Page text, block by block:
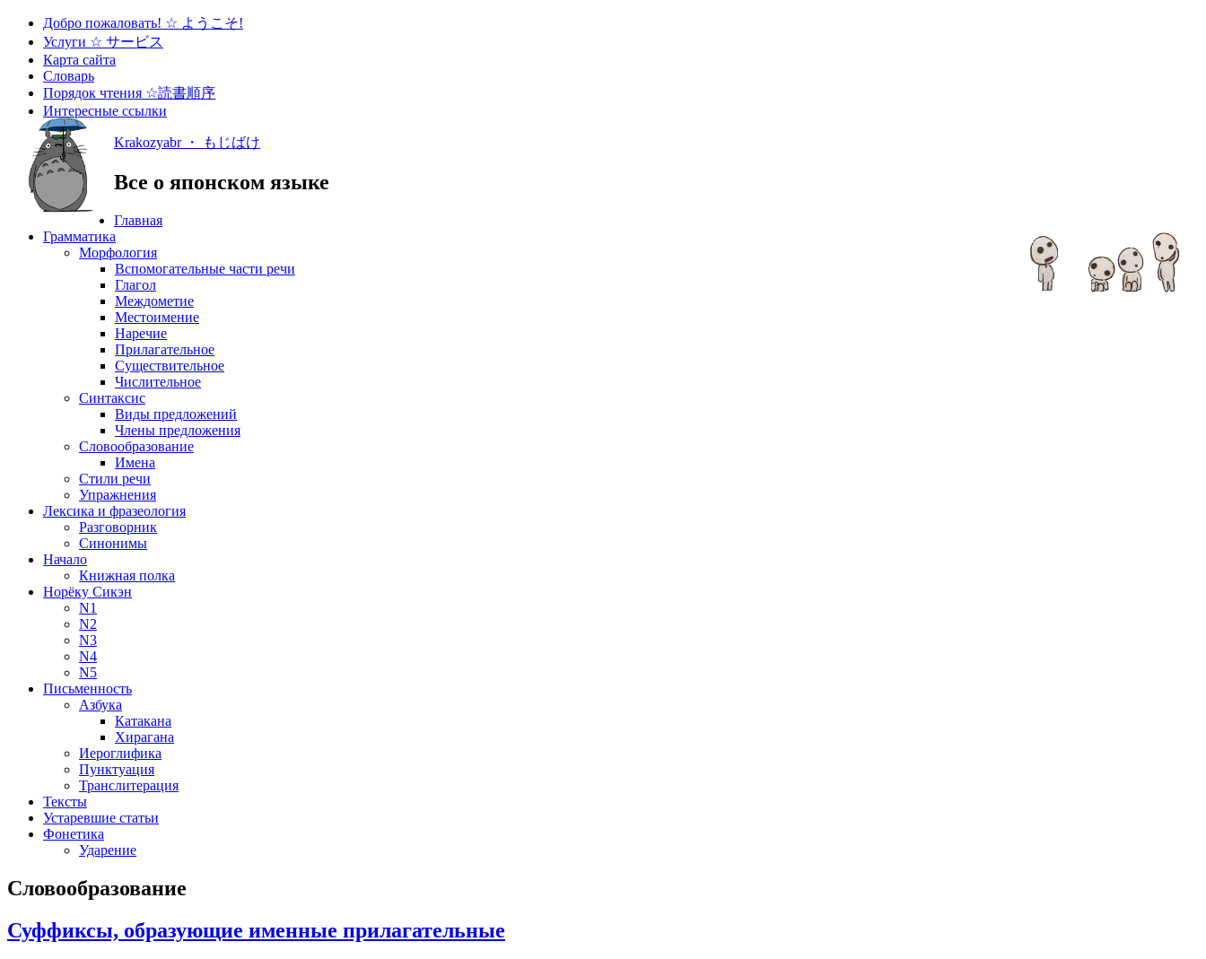
Добро пожаловать! ☆ ようこそ!
Услуги ☆ サービス
Карта сайта
Словарь
Порядок чтения ☆読書順序
Интересные ссылки
Krakozyabr ・ もじばけ
Все о японском языке
Главная
Грамматика
Морфология
Вспомогательные части речи
Глагол
Междометие
Местоимение
Наречие
Прилагательное
Существительное
Числительное
Синтаксис
Виды предложений
Члены предложения
Словообразование
Имена
Стили речи
Упражнения
Лексика и фразеология
Разговорник
Синонимы
Начало
Книжная полка
Норёку Сикэн
N1
N2
N3
N4
N5
Письменность
Азбука
Катакана
Хирагана
Иероглифика
Пунктуация
Транслитерация
Тексты
Устаревшие статьи
Фонетика
Ударение
Словообразование
Суффиксы, образующие именные прилагательные